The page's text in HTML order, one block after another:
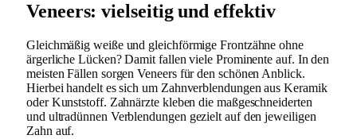
Veneers: vielseitig und effektiv
Gleichmäßig weiße und gleichförmige Frontzähne ohne
ärgerliche Lücken? Damit fallen viele Prominente auf. In den
meisten Fällen sorgen Veneers für den schönen Anblick.
Hierbei handelt es sich um Zahnverblendungen aus Keramik
oder Kunststoff. Zahnärzte kleben die maßgeschneiderten
und ultradünnen Verblendungen gezielt auf den jeweiligen
Zahn auf.